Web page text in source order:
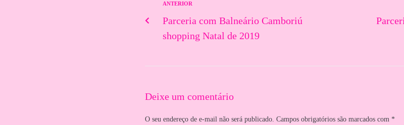
ANTERIOR
Parceria com Balneário Camboriú
shopping Natal de 2019
Deixe um comentário
O seu endereço de e-mail não será publicado. Campos obrigatórios são marcados com *